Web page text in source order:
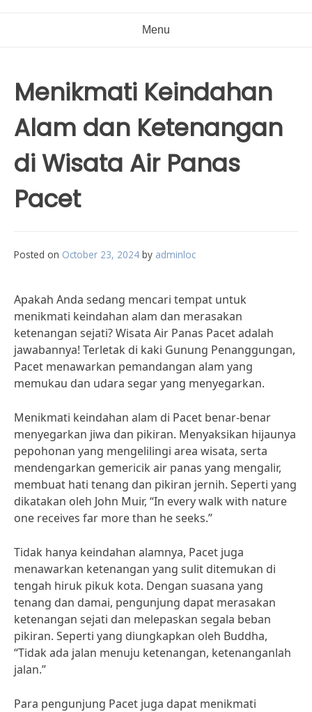
Menu
Menikmati Keindahan
Alam dan Ketenangan
di Wisata Air Panas
Pacet
Posted on October 23, 2024 by adminloc
Apakah Anda sedang mencari tempat untuk
menikmati keindahan alam dan merasakan
ketenangan sejati? Wisata Air Panas Pacet adalah
jawabannya! Terletak di kaki Gunung Penanggungan,
Pacet menawarkan pemandangan alam yang
memukau dan udara segar yang menyegarkan.
Menikmati keindahan alam di Pacet benar-benar
menyegarkan jiwa dan pikiran. Menyaksikan hijaunya
pepohonan yang mengelilingi area wisata, serta
mendengarkan gemericik air panas yang mengalir,
membuat hati tenang dan pikiran jernih. Seperti yang
dikatakan oleh John Muir, “In every walk with nature
one receives far more than he seeks.”
Tidak hanya keindahan alamnya, Pacet juga
menawarkan ketenangan yang sulit ditemukan di
tengah hiruk pikuk kota. Dengan suasana yang
tenang dan damai, pengunjung dapat merasakan
ketenangan sejati dan melepaskan segala beban
pikiran. Seperti yang diungkapkan oleh Buddha,
“Tidak ada jalan menuju ketenangan, ketenanganlah
jalan.”
Para pengunjung Pacet juga dapat menikmati